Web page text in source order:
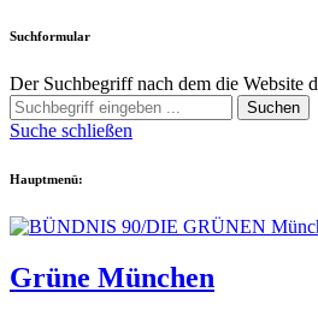
Suchformular
Der Suchbegriff nach dem die Website
Suchen
Suche schließen
Hauptmenü:
Grüne München